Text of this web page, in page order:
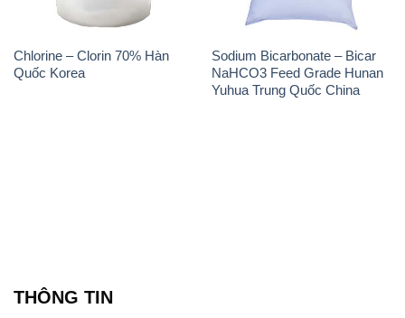
Chlorine – Clorin 70% Hàn
Quốc Korea
Sodium Bicarbonate – Bicar
NaHCO3 Feed Grade Hunan
Yuhua Trung Quốc China
THÔNG TIN